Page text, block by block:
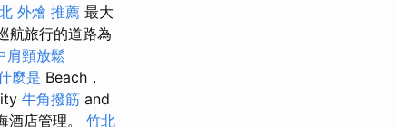
外燴 推薦 最大
航旅行的道路為
肩頸放鬆
麼是 Beach，
牛角撥筋 and
酒店管理。 竹北